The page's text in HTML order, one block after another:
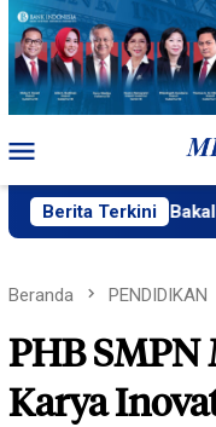
Loncat
konten
Mobile
Berita Terkini
Bakal Gelar
Beranda PENDIDIKAN
PHB
Karya